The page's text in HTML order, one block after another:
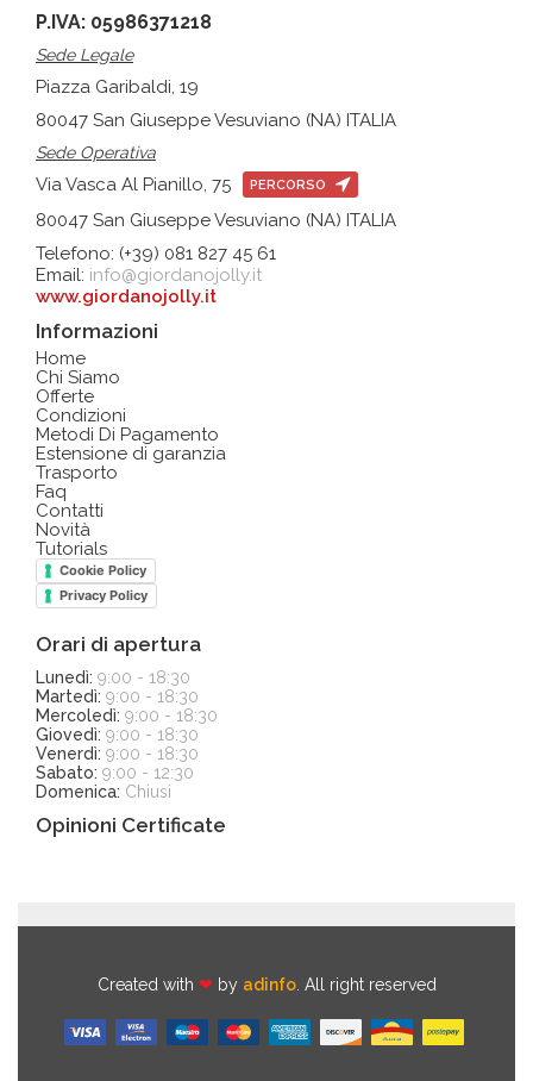
P.IVA: 05986371218
Sede Legale
Piazza Garibaldi, 19
80047 San Giuseppe Vesuviano (NA) ITALIA
Sede Operativa
Via Vasca Al Pianillo, 75 PERCORSO
80047 San Giuseppe Vesuviano (NA) ITALIA
Telefono: (+39) 081 827 45 61
Email: info@giordanojolly.it
www.giordanojolly.it
Informazioni
Home
Chi Siamo
Offerte
Condizioni
Metodi Di Pagamento
Estensione di garanzia
Trasporto
Faq
Contatti
Novità
Tutorials
Cookie Policy
Privacy Policy
Orari di apertura
Lunedì: 9:00 - 18:30
Martedì: 9:00 - 18:30
Mercoledì: 9:00 - 18:30
Giovedì: 9:00 - 18:30
Venerdì: 9:00 - 18:30
Sabato: 9:00 - 12:30
Domenica: Chiusi
Opinioni Certificate
Created with ❤ by adinfo. All right reserved